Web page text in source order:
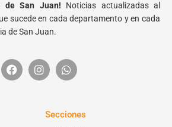
de San Juan! Noticias actualizadas al
sucede en cada departamento y en cada
de San Juan.
Secciones